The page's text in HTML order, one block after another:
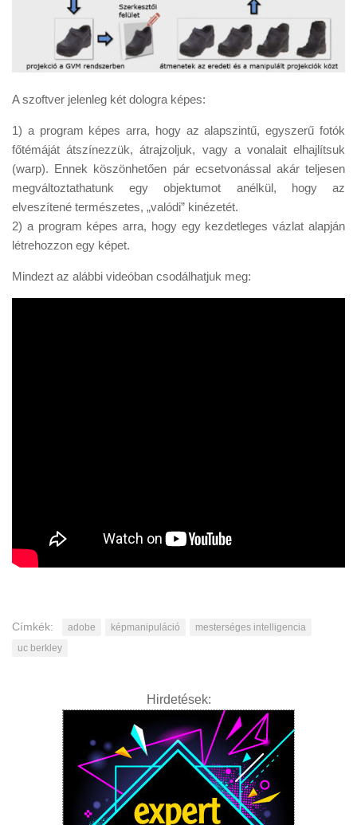
A szoftver jelenleg két dologra képes:
1) a program képes arra, hogy az alapszintű, egyszerű fotók
főtémáját átszínezzük, átrajzoljuk, vagy a vonalait elhajlítsuk
(warp). Ennek köszönhetően pár ecsetvonással akár teljesen
megváltoztathatunk egy objektumot anélkül, hogy az
elveszítené természetes, „valódi” kinézetét.
2) a program képes arra, hogy egy kezdetleges vázlat alapján
létrehozzon egy képet.
Mindezt az alábbi videóban csodálhatjuk meg:
Címkék: adobe képmanipuláció
mesterséges intelligencia
uc berkley
Hirdetések: